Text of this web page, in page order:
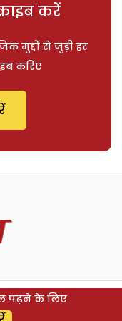
करें
मुद्दों से जुड़ी हर
करिए
पढ़ने के लिए